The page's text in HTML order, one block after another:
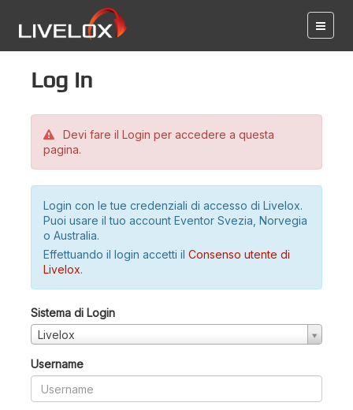
Log in
Devi fare il Login per accedere a questa
pagina.
Login con le tue credenziali di accesso di Livelox.
Puoi usare il tuo account Eventor Svezia, Norvegia
o Australia.
Effettuando il login accetti il Consenso utente di
Livelox.
Sistema di Login
Livelox
Username